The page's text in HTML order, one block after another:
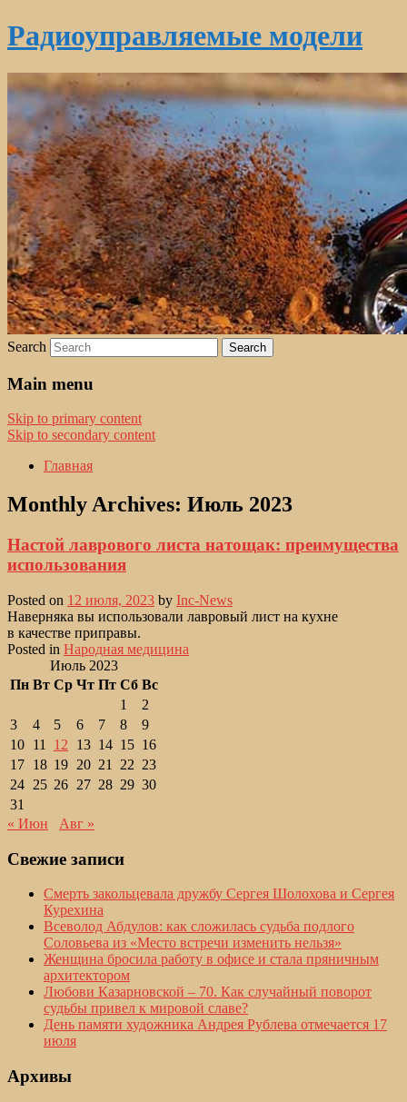
Радиоуправляемые модели
Search
Main menu
Skip to primary content
Skip to secondary content
Главная
Monthly Archives: Июль 2023
Настой лаврового листа натощак: преимущества
использования
Posted on 12 июля, 2023 by Inc-News
Наверняка вы использовали лавровый лист на кухне
в качестве приправы.
Posted in Народная медицина
Июль 2023
Пн Вт Ср Чт Пт Сб Вс
1
2
3
4 5 6 7 8
9
10 11 12 13 14 15 16
17 18 19 20 21 22 23
24 25 26 27 28 29 30
31
« Июн
Авг »
Свежие записи
Смерть закольцевала дружбу Сергея Шолохова и Сергея
Курехина
Всеволод Абдулов: как сложилась судьба подлого
Соловьева из «Место встречи изменить нельзя»
Женщина бросила работу в офисе и стала пряничным
архитектором
Любови Казарновской – 70. Как случайный поворот
судьбы привел к мировой славе?
День памяти художника Андрея Рублева отмечается 17
июля
Архивы